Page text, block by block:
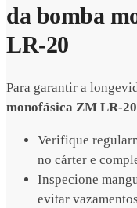
da bomba
LR-20
Para garantir a
monofásica ZM LR-20
Verifique
no cárter e
Inspecione
evitar